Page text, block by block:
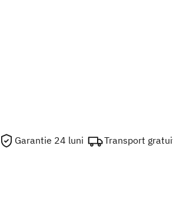
Garantie 24 luni Transport